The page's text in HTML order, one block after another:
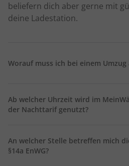
beliefern dich aber gerne mit
deine Ladestation.
Worauf muss ich bei einem Umzug
deinem Energievertrag läuft?
nimmst E WIE EINFACH mit in
Mietvertrag unterschrieben ist
hast. So können wir deinen
Ab welcher Uhrzeit wird im
der Nachttarif genutzt?
genutzt wird, ist bei jedem
unterschiedlich. Als
An welcher Stelle betreffen mich
§14a EnWG?